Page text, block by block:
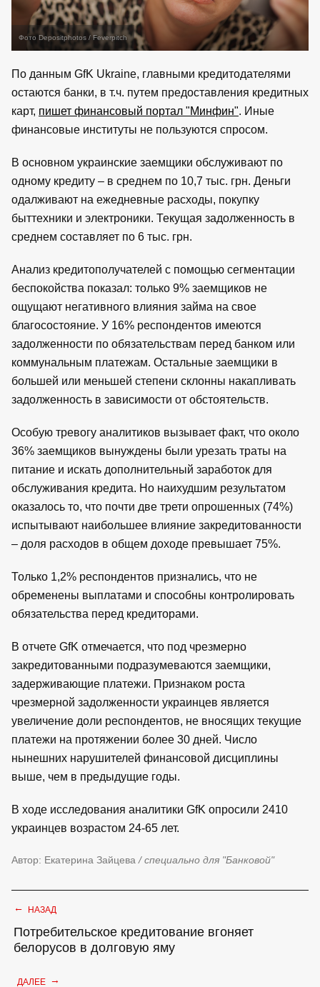
Фото Depositphotos / Feverpitch
По данным GfK Ukraine, главными кредитодателями
остаются банки, в т.ч. путем предоставления кредитных
карт, пишет финансовый портал "Минфин". Иные
финансовые институты не пользуются спросом.
В основном украинские заемщики обслуживают по
одному кредиту – в среднем по 10,7 тыс. грн. Деньги
одалживают на ежедневные расходы, покупку
быттехники и электроники. Текущая задолженность в
среднем составляет по 6 тыс. грн.
Анализ кредитополучателей с помощью сегментации
беспокойства показал: только 9% заемщиков не
ощущают негативного влияния займа на свое
благосостояние. У 16% респондентов имеются
задолженности по обязательствам перед банком или
коммунальным платежам. Остальные заемщики в
большей или меньшей степени склонны накапливать
задолженность в зависимости от обстоятельств.
Особую тревогу аналитиков вызывает факт, что около
36% заемщиков вынуждены были урезать траты на
питание и искать дополнительный заработок для
обслуживания кредита. Но наихудшим результатом
оказалось то, что почти две трети опрошенных (74%)
испытывают наибольшее влияние закредитованности
– доля расходов в общем доходе превышает 75%.
Только 1,2% респондентов признались, что не
обременены выплатами и способны контролировать
обязательства перед кредиторами.
В отчете GfK отмечается, что под чрезмерно
закредитованными подразумеваются заемщики,
задерживающие платежи. Признаком роста
чрезмерной задолженности украинцев является
увеличение доли респондентов, не вносящих текущие
платежи на протяжении более 30 дней. Число
нынешних нарушителей финансовой дисциплины
выше, чем в предыдущие годы.
В ходе исследования аналитики GfK опросили 2410
украинцев возрастом 24-65 лет.
Автор: Екатерина Зайцева / специально для "Банковой"
← НАЗАД
Потребительское кредитование вгоняет
белорусов в долговую яму
ДАЛЕЕ →